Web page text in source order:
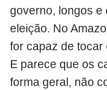
governo, longos e
eleição. No
for capaz de tocar
E parece que os
forma geral, não